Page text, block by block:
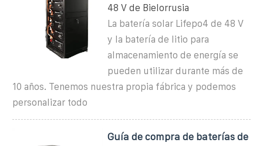
48 V de Bielorrusia
La batería solar Lifepo4 de 48 V
y la batería de litio para
almacenamiento de energía se
pueden utilizar durante más de
10 años. Tenemos nuestra propia fábrica y podemos
personalizar todo
Guía de compra de baterías de